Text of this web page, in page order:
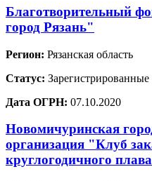
Благотворительный
город Рязань"
Регион: Рязанская область
Статус: Зарегистрированные
Дата ОГРН: 07.10.2020
Новомичуринская
организация "Клуб
круглогодичного